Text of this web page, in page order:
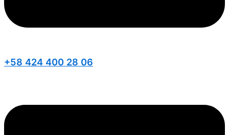
+58 424 400 28 06